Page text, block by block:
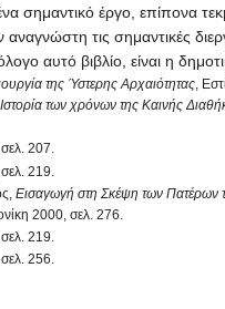
σημαντικό έργο, επίπονα
τις σημαντικές
αυτό βιβλίο, είναι η
της Ύστερης Αρχαιότητας,
Ιστορία των χρόνων της Καινής
207.
219.
Εισαγωγή στη Σκέψη των Πατέρων
2000, σελ. 276.
219.
256.